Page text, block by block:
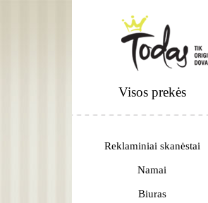
Visos prekės
Reklaminiai skanėstai
Namai
Biuras